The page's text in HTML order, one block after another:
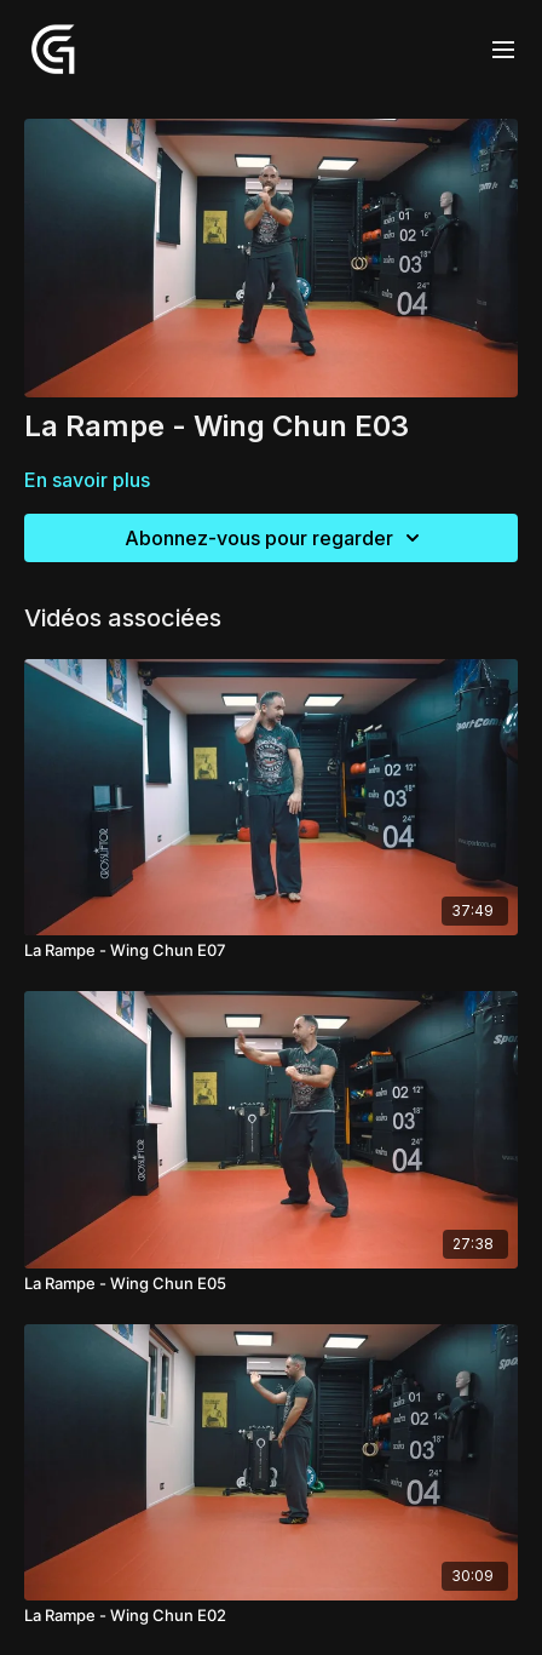
La Rampe - Wing Chun E03
En savoir plus
Abonnez-vous pour regarder
Vidéos associées
37:49
La Rampe - Wing Chun E07
27:38
La Rampe - Wing Chun E05
30:09
La Rampe - Wing Chun E02